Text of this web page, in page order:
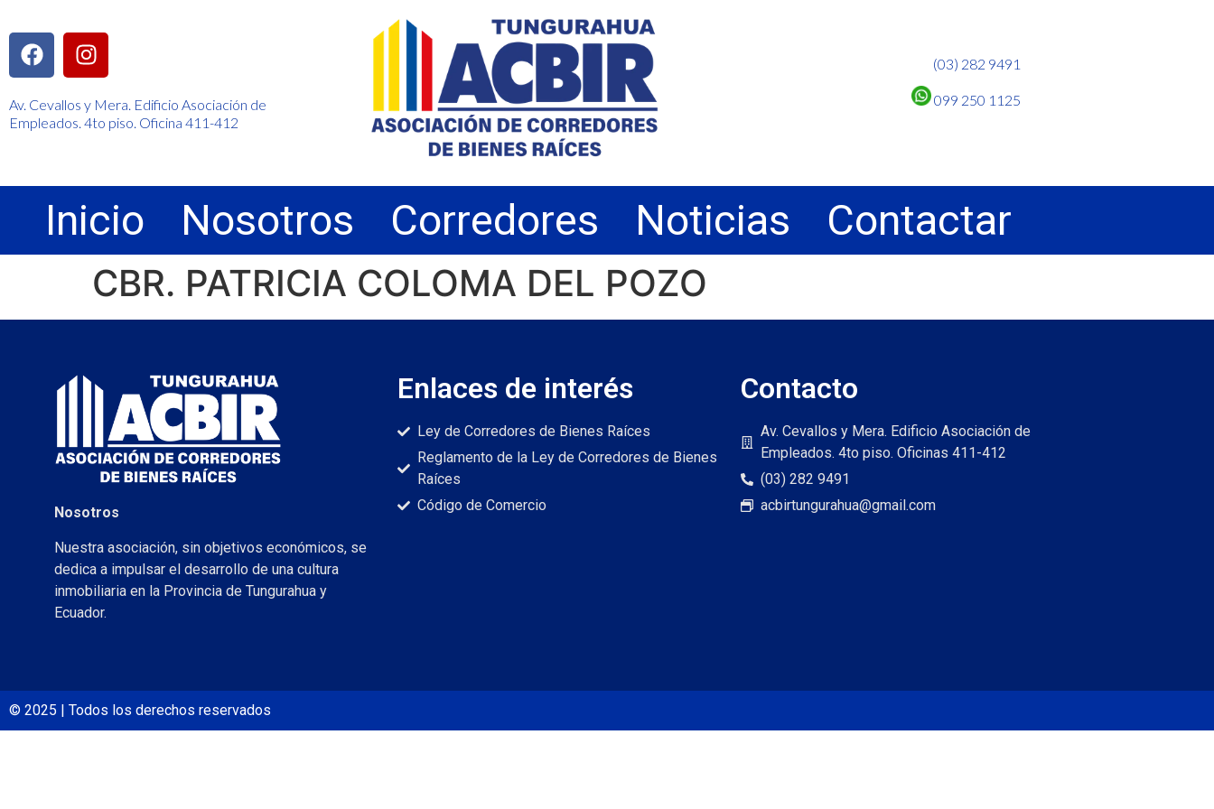
Av. Cevallos y Mera. Edificio Asociación de
Empleados. 4to piso. Oficina 411-412
(03) 282 9491
099 250 1125
Inicio Nosotros Corredores Noticias Contactar
CBR. PATRICIA COLOMA DEL POZO
Nosotros
Nuestra asociación, sin objetivos económicos, se
dedica a impulsar el desarrollo de una cultura
inmobiliaria en la Provincia de Tungurahua y
Ecuador.
Enlaces de interés
Ley de Corredores de Bienes Raíces
Reglamento de la Ley de Corredores de Bienes
Raíces
Código de Comercio
Contacto
Av. Cevallos y Mera. Edificio Asociación de
Empleados. 4to piso. Oficinas 411-412
(03) 282 9491
acbirtungurahua@gmail.com
© 2025 | Todos los derechos reservados